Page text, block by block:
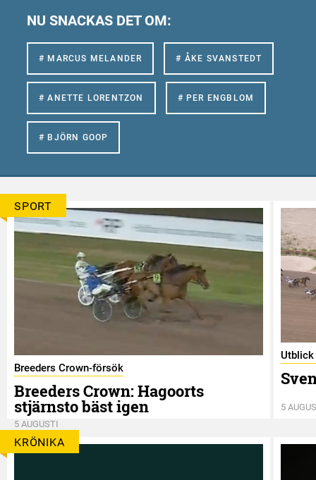
NU SNACKAS DET OM:
# MARCUS MELANDER # ÅKE SVANSTEDT
# ANETTE LORENTZON # PER ENGBLOM
# BJÖRN GOOP
SPORT
Breeders Crown-försök
Breeders Crown: Hagoorts
stjärnsto bäst igen
5 AUGUSTI
Utblick
5
KRÖNIKA